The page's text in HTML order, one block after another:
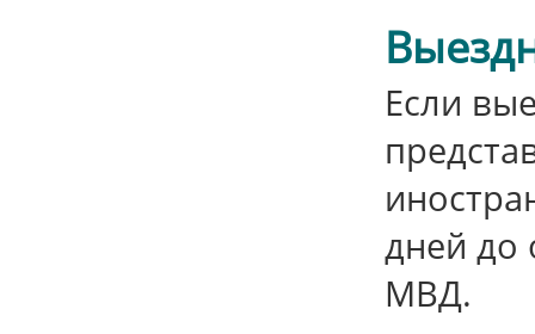
Если
дней до
МВД.